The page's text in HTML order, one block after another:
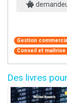
Gestion
Conseil et
Des livres